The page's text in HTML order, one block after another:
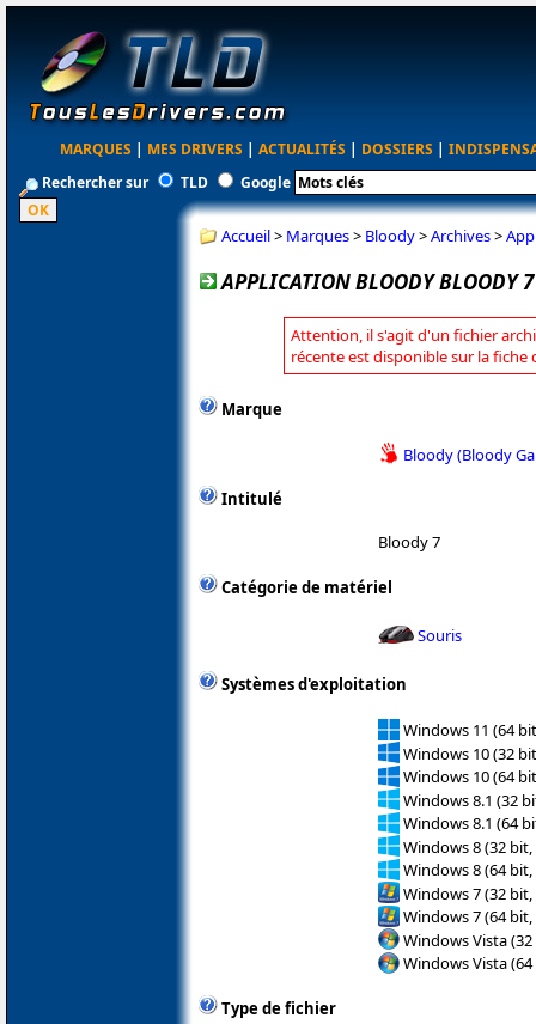
MARQUES | MES DRIVERS | ACTUALITÉS | DOSSIERS |
Rechercher sur
TLD Google
Accueil> Marques> Bloody>Archives>
APPLICATION BLOODY BLOODY
Attention, il s'agit d'un fichier
récente est disponible sur la fiche
Marque
Bloody (Bloody
Intitulé
Bloody 7
Catégorie de matériel
Souris
Systèmes d'exploitation
Windows 11 (64
Windows 10 (32
Windows 10 (64
Windows 8.1 (32
Windows 8.1 (64
Windows 8 (32 bit,
Windows 8 (64 bit,
Windows 7 (32 bit,
Windows 7 (64 bit,
Windows Vista
Windows Vista
Type de fichier